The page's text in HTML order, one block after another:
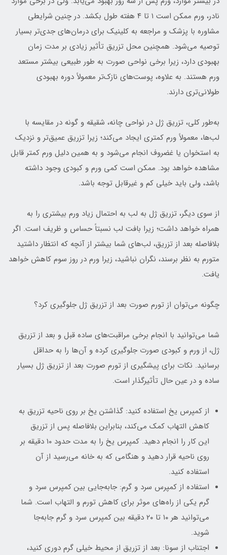
نادر، ورم ممکن است ۱ تا ۴ هفته طول بکشد. در چنین شرایطی
مشاوره با پزشک و مراجعه به کلینیک برای درمان‌های جدی‌تر بسیار
توصیه می‌شود. همچنین محل تزریق تأثیر زیادی بر مدت زمان
بهبودی دارد، زیرا برخی نواحی صورت به طور طبیعی بیشتر مستعد
ورم هستند. به علاوه، پوست‌های نازک‌تر معمولاً دوره بهبودی
طولانی‌تری دارند.
به‌طور کلی، تزریق ژل در نواحی چانه، شقیقه و گونه در مقایسه با
لب‌ها، معمولاً ورم کمتری ایجاد می‌کند؛ زیرا تزریق عمیق‌تر و نزدیک
به استخوان یا غضروف انجام می‌شود و به همین دلیل ورم کمتر قابل
مشاهده خواهد بود. ممکن است کمی ورم و کبودی وجود داشته
باشد، ولی باید خیلی کم و غیرقابل توجه باشد.
از سوی دیگر، تزریق ژل به لب به احتمال زیاد ورم بیشتری را به
همراه خواهد داشت؛ زیرا بافت لب نسبتاً حساس و ظریف است. اگر
بلافاصله بعد از تزریق، لب‌های شما بیشتر از آنچه که انتظار داشتید
متورم به نظر برسند، نگران نباشید، زیرا ورم در روز سوم کاهش خواهد
یافت.
چگونه می‌توان از تورم صورت بعد از تزریق ژل جلوگیری کرد؟
شما می‌توانید با انجام برخی مراقبت‌های ساده قبل و بعد از تزریق
ژل، از ورم و کبودی صورت جلوگیری کرده و آن‌ها را به حداقل
برسانید. نکات برای پیشگیری از تورم صورت بعد از تزریق ژل بسیار
ساده و در عین حال تأثیرگذار است.
از کمپرس یخ استفاده کنید: گذاشتن یخ بر روی ناحیه تزریق به
کاهش التهاب کمک می‌کند، بنابراین بلافاصله پس از تزریق
این کار را انجام دهید. کمپرس یخ را به مدت حدود ۱۰ دقیقه بر
روی ناحیه قرار دهید و هنگامی که به خانه می‌رسید از آن
استفاده کنید.
استفاده از کمپرس سرد و گرم: جابه‌جایی بین کمپرس سرد و
گرم یکی از راه‌های موثر برای کاهش تورم و التهاب است. شما
می‌توانید هر ۱۰ تا ۲۰ دقیقه بین کمپرس سرد و گرم جابه‌جا
شوید.
اجتناب از سونا: بعد از تزریق از محیط خیلی گرم دوری کنید،